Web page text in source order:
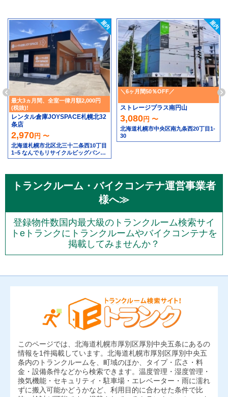
最大3ヵ月間、全室一律月額2,000円
(税抜)!
レンタル倉庫JOYSPACE札幌北32
条店
2,970円 〜
北海道札幌市北区北三十二条西10丁目
1−5 なんでもリサイクルビッグバン工
具館＆釣り具館 札幌北32条店隣
＼6ヶ月間50％OFF／
ストレージプラス南円山
3,080円 〜
北海道札幌市中央区南九条西20丁目1-
30
トランクルーム・バイクコンテナ運営事業者
様へ≫
登録物件数国内最大級のトランクルーム検索サイ
トeトランクにトランクルームやバイクコンテナを
掲載してみませんか？
このページでは、北海道札幌市厚別区厚別中央五条にあるの
情報を1件掲載しています。北海道札幌市厚別区厚別中央五
条内のトランクルームを、町域のほか、タイプ・広さ・料
金・設備条件などから検索できます。温度管理・湿度管理・
換気機能・セキュリティ・駐車場・エレベーター・雨に濡れ
ずに搬入可能かどうかなど、利用目的に合わせた条件で比